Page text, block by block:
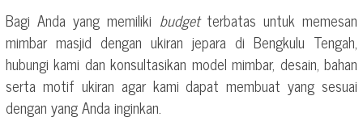
Bagi Anda yang memiliki budget terbatas untuk memesan
mimbar masjid dengan ukiran jepara di Bengkulu Tengah,
hubungi kami dan konsultasikan model mimbar, desain, bahan
serta motif ukiran agar kami dapat membuat yang sesuai
dengan yang Anda inginkan.